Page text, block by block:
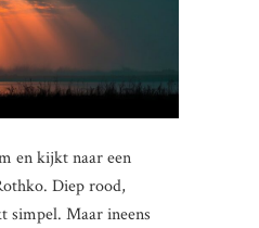
en kijkt naar een
Diep rood,
simpel. Maar ineens